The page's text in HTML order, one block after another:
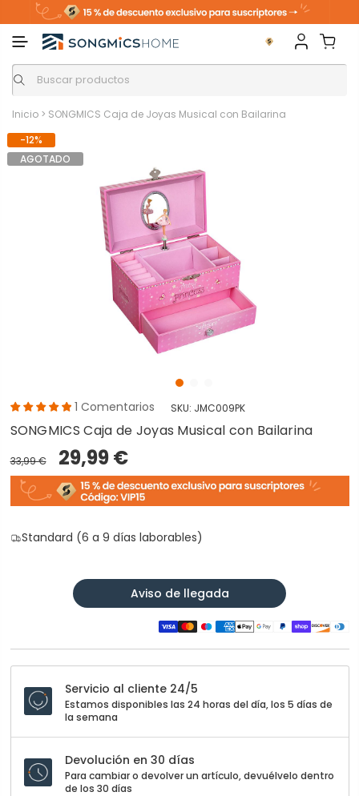
Inicio > SONGMICS Caja de Joyas Musical con Bailarina
-12%
AGOTADO
1 Comentarios SKU: JMC009PK
SONGMICS Caja de Joyas Musical con Bailarina
33,99 € 29,99 €
Standard (6 a 9 días laborables)
Aviso de llegada
Servicio al cliente 24/5
Estamos disponibles las 24 horas del día, los 5 días de
la semana
Devolución en 30 días
Para cambiar o devolver un artículo, devuélvelo dentro
de los 30 días